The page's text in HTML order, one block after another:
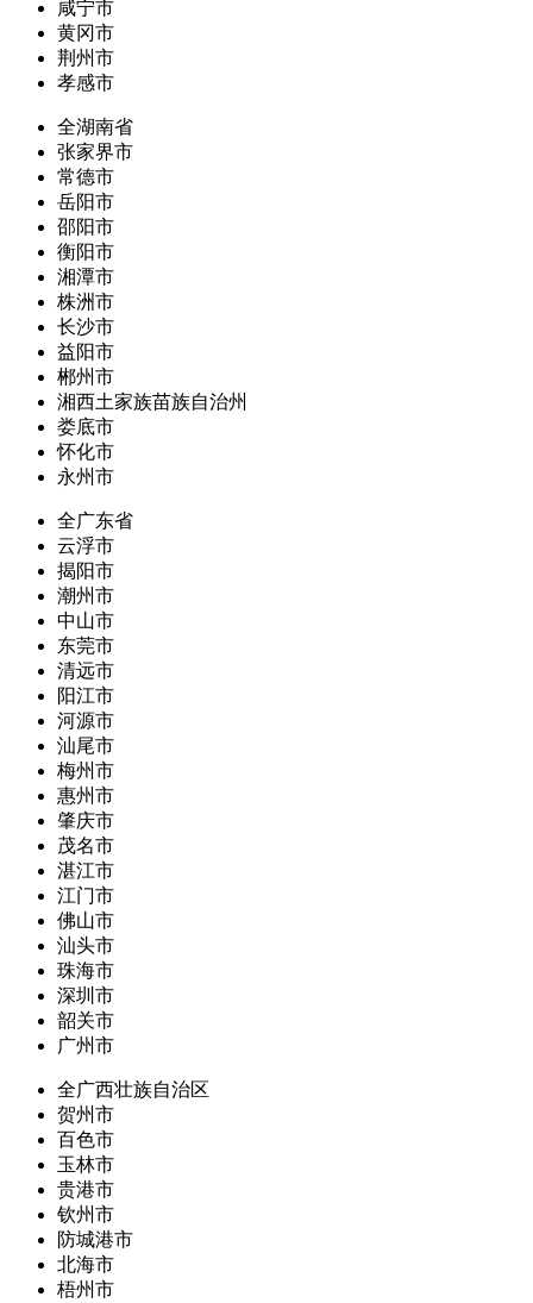
咸宁市
黄冈市
荆州市
孝感市
全湖南省
张家界市
常德市
岳阳市
邵阳市
衡阳市
湘潭市
株洲市
长沙市
益阳市
郴州市
湘西土家族苗族自治州
娄底市
怀化市
永州市
全广东省
云浮市
揭阳市
潮州市
中山市
东莞市
清远市
阳江市
河源市
汕尾市
梅州市
惠州市
肇庆市
茂名市
湛江市
江门市
佛山市
汕头市
珠海市
深圳市
韶关市
广州市
全广西壮族自治区
贺州市
百色市
玉林市
贵港市
钦州市
防城港市
北海市
梧州市